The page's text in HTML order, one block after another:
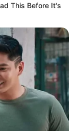
This Before It's